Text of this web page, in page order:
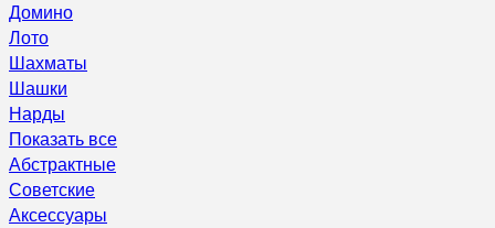
Домино
Лото
Шахматы
Шашки
Нарды
Показать все
Абстрактные
Советские
Аксессуары